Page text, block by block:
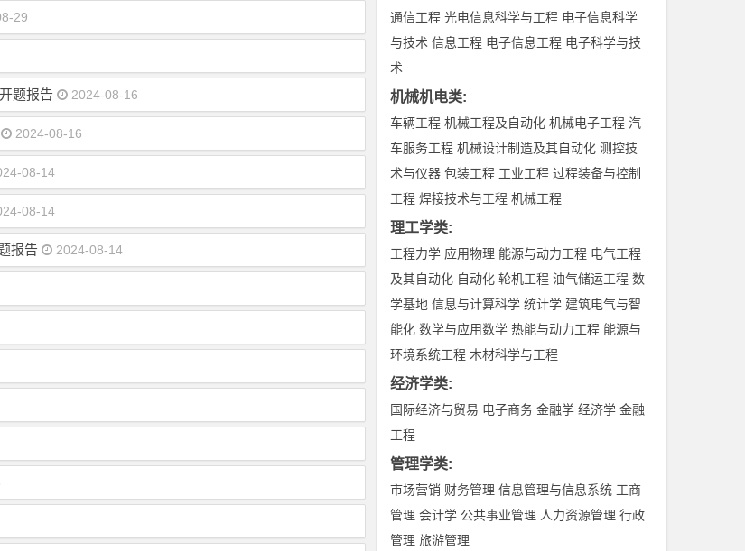
29
题报告 2024-08-16
2024-08-16
08-14
08-14
报告 2024-08-14
通信工程 光电信息科学与工程 电子信息科学
与技术 信息工程 电子信息工程 电子科学与技
术
机械机电类:
车辆工程 机械工程及自动化 机械电子工程 汽
车服务工程 机械设计制造及其自动化 测控技
术与仪器 包装工程 工业工程 过程装备与控制
工程 焊接技术与工程 机械工程
理工学类:
工程力学 应用物理 能源与动力工程 电气工程
及其自动化 自动化 轮机工程 油气储运工程 数
学基地 信息与计算科学 统计学 建筑电气与智
能化 数学与应用数学 热能与动力工程 能源与
环境系统工程 木材科学与工程
经济学类:
国际经济与贸易 电子商务 金融学 经济学 金融
工程
管理学类:
市场营销 财务管理 信息管理与信息系统 工商
管理 会计学 公共事业管理 人力资源管理 行政
管理 旅游管理